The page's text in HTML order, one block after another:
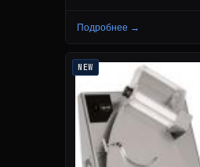
Подробнее →
NEW